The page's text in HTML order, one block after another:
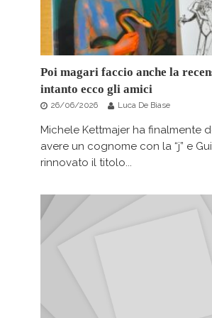
Poi magari faccio anche la
intanto ecco gli amici
26/06/2026 Luca De Biase
Michele Kettmajer ha finalmente
avere un cognome con la “j” e
rinnovato il titolo...